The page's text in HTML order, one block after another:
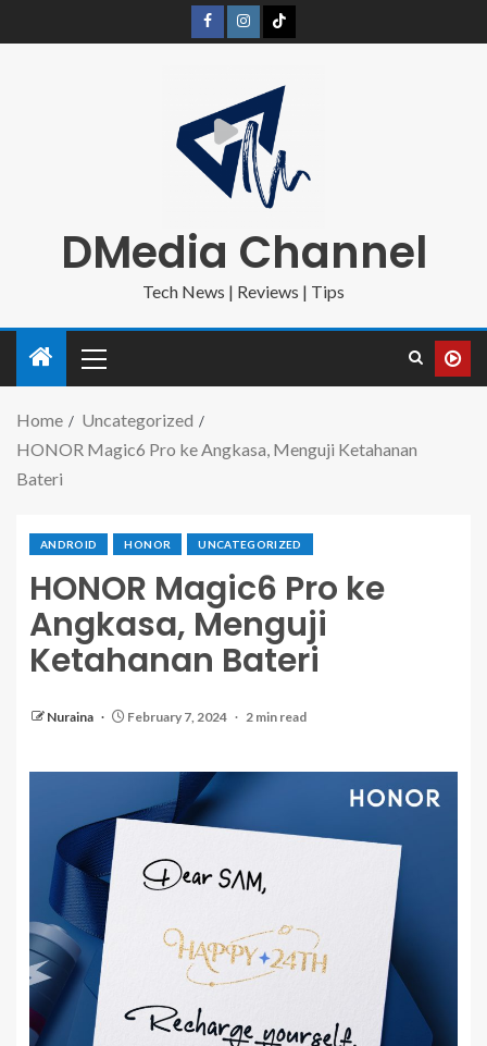
DMedia Channel
Tech News | Reviews | Tips
Home
Uncategorized
HONOR Magic6 Pro ke Angkasa, Menguji Ketahanan
Bateri
ANDROID HONOR UNCATEGORIZED
HONOR Magic6 Pro ke
Angkasa, Menguji
Ketahanan Bateri
Nuraina February 7, 2024 2 min read